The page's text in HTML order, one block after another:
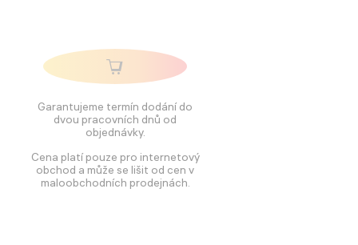
Garantujeme termín dodání do
dvou pracovních dnů od
objednávky.
Cena platí pouze pro internetový
obchod a může se lišit od cen v
maloobchodních prodejnách.